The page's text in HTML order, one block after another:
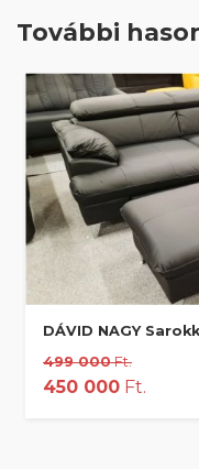
További
DÁVID NAGY
499 000Ft.
450 000 Ft.